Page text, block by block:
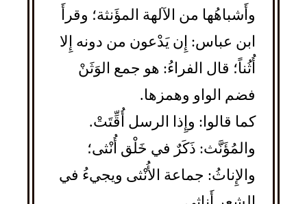
وأَشباهُها من الآلهة المؤَنثة؛ وقرأَ
ابن عباس: إِن يَدْعون من دونه إِلا
أُثُناً؛ قال الفراءُ: هو جمع الوَثَنْ
فضم الواو وهمزها.
كما قالوا: وإِذا الرسل أُقِّتَتْ.
والمُؤَنَّث: ذَكَرٌ في خَلْق أُنْثى؛
والإِناثُ: جماعة الأُنْثى ويجيءُ في